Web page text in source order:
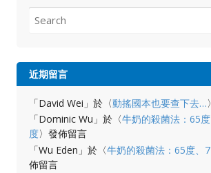
for:
近期留言
「David Wei 」於〈動搖國本也要查下去…
「Dominic Wu 」於〈牛奶的殺菌法：65
度〉發佈留言
「Wu Eden 」於〈牛奶的殺菌法：65度、
佈留言